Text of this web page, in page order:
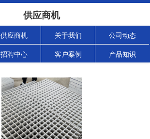
供应商机
供应商机 关于我们 公司动态
招聘中心 客户案例 产品知识